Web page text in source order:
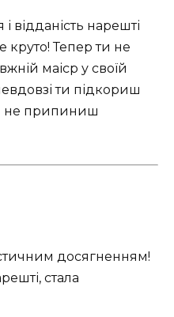
відданість нарешті
круто! Тепер ти не
маіср у своїй
ти підкориш
не припиниш
досягненням!
стала